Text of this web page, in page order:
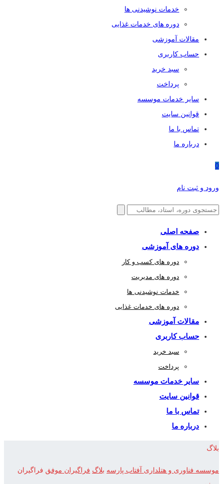
خدمات نوشیدنی ها
دوره های خدمات غذایی
مقالات آموزشی
حساب کاربری
سبد خرید
پرداخت
سایر خدمات موسسه
قوانین سایت
تماس با ما
درباره ما
0
ورود و ثبت نام
صفحه اصلی
دوره های آموزشی
دوره های کسب و کار
دوره های مدیریت
خدمات نوشیدنی ها
دوره های خدمات غذایی
مقالات آموزشی
حساب کاربری
سبد خرید
پرداخت
سایر خدمات موسسه
قوانین سایت
تماس با ما
درباره ما
بلاگ
موسسه فناوری و هتلداری آفتاب پارسه بلاگ فراگیران موفق فراگیران